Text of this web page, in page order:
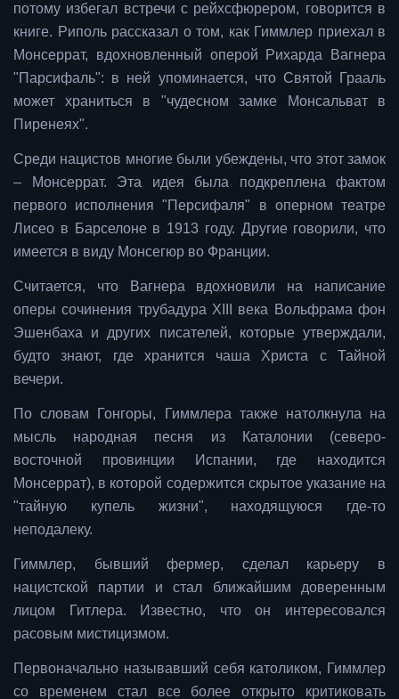
потому избегал встречи с рейхсфюрером, говорится в
книге. Риполь рассказал о том, как Гиммлер приехал в
Монсеррат, вдохновленный оперой Рихарда Вагнера
"Парсифаль": в ней упоминается, что Святой Грааль
может храниться в "чудесном замке Монсальват в
Пиренеях".
Среди нацистов многие были убеждены, что этот замок
– Монсеррат. Эта идея была подкреплена фактом
первого исполнения "Персифаля" в оперном театре
Лисео в Барселоне в 1913 году. Другие говорили, что
имеется в виду Монсегюр во Франции.
Считается, что Вагнера вдохновили на написание
оперы сочинения трубадура XIII века Вольфрама фон
Эшенбаха и других писателей, которые утверждали,
будто знают, где хранится чаша Христа с Тайной
вечери.
По словам Гонгоры, Гиммлера также натолкнула на
мысль народная песня из Каталонии (северо-
восточной провинции Испании, где находится
Монсеррат), в которой содержится скрытое указание на
"тайную купель жизни", находящуюся где-то
неподалеку.
Гиммлер, бывший фермер, сделал карьеру в
нацистской партии и стал ближайшим доверенным
лицом Гитлера. Известно, что он интересовался
расовым мистицизмом.
Первоначально называвший себя католиком, Гиммлер
со временем стал все более открыто критиковать